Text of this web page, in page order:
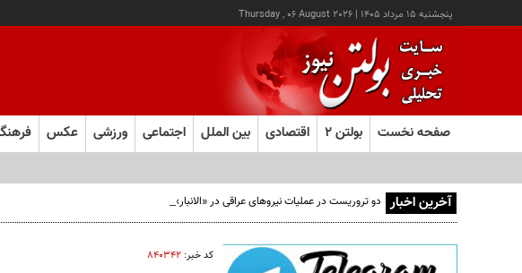
پنجشنبه ۱۵ مرداد ۱۴۰۵ |
Thursday , 06 August 2026
صفحه نخست بولتن ۲ اقتصادی بین الملل اجتماعی ورزشی عکس
آخرین اخبار دو تروریست در عملیات نیروهای عراقی در «الانبار» دستگیر شدند
کد خبر: ۸۴۰۳۴۲